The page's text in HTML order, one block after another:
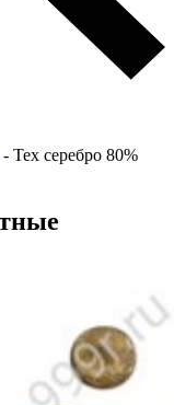
- Тех серебро 80%